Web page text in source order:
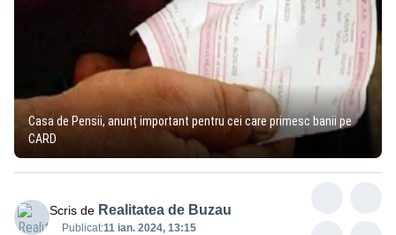
Casa de Pensii, anunț important pentru cei care primesc banii pe
CARD
Scris de Realitatea de Buzau
Publicat:11 ian. 2024, 13:15